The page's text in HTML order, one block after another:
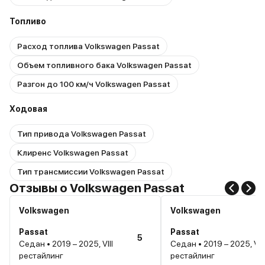
Топливо
Расход топлива Volkswagen Passat
Объем топливного бака Volkswagen Passat
Разгон до 100 км/ч Volkswagen Passat
Ходовая
Тип привода Volkswagen Passat
Клиренс Volkswagen Passat
Тип трансмиссии Volkswagen Passat
Отзывы о Volkswagen Passat
Volkswagen
Passat
Седан • 2019 – 2025, VIII
рестайлинг
5
Volkswagen
Passat
Седан • 2019 – 2025, VIII
рестайлинг